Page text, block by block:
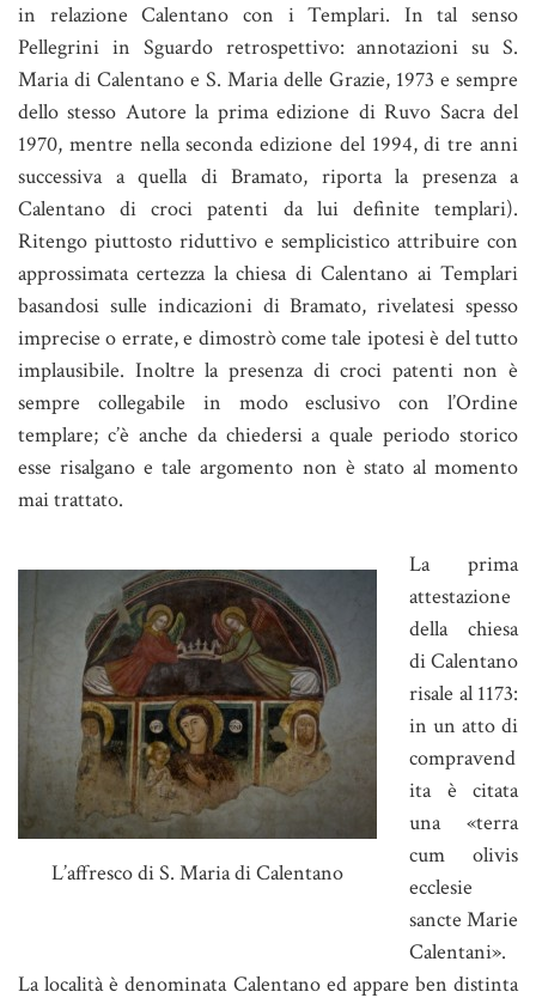
in relazione Calentano con i Templari. In tal senso
Pellegrini in Sguardo retrospettivo: annotazioni su S.
Maria di Calentano e S. Maria delle Grazie, 1973 e sempre
dello stesso Autore la prima edizione di Ruvo Sacra del
1970, mentre nella seconda edizione del 1994, di tre anni
successiva a quella di Bramato, riporta la presenza a
Calentano di croci patenti da lui definite templari).
Ritengo piuttosto riduttivo e semplicistico attribuire con
approssimata certezza la chiesa di Calentano ai Templari
basandosi sulle indicazioni di Bramato, rivelatesi spesso
imprecise o errate, e dimostrò come tale ipotesi è del tutto
implausibile. Inoltre la presenza di croci patenti non è
sempre collegabile in modo esclusivo con l’Ordine
templare; c’è anche da chiedersi a quale periodo storico
esse risalgano e tale argomento non è stato al momento
mai trattato.
L’affresco di S. Maria di Calentano
La prima
attestazione
della chiesa
di Calentano
risale al 1173:
in un atto di
compravend
ita è citata
una «terra
cum olivis
ecclesie
sancte Marie
Calentani».
La località è denominata Calentano ed appare ben distinta